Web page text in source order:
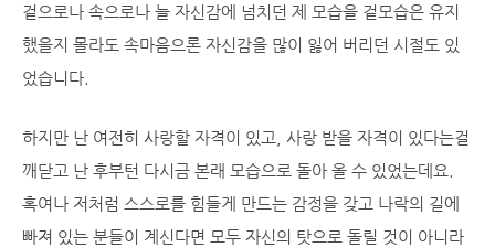
겉으로나 속으로나 늘 자신감에 넘치던 제 모습을 겉모습은 유지
했을지 몰라도 속마음으론 자신감을 많이 잃어 버리던 시절도 있
었습니다.
하지만 난 여전히 사랑할 자격이 있고, 사랑 받을 자격이 있다는걸
깨닫고 난 후부턴 다시금 본래 모습으로 돌아 올 수 있었는데요.
혹여나 저처럼 스스로를 힘들게 만드는 감정을 갖고 나락의 길에
빠져 있는 분들이 계신다면 모두 자신의 탓으로 돌릴 것이 아니라